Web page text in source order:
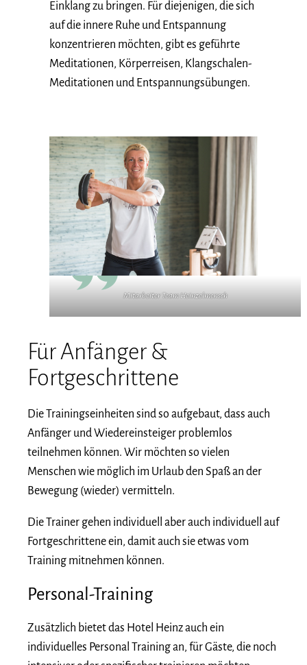
Einklang zu bringen. Für diejenigen, die sich
auf die innere Ruhe und Entspannung
konzentrieren möchten, gibt es geführte
Meditationen, Körperreisen, Klangschalen-
Meditationen und Entspannungsübungen.
Mitarbeiter Team Heinzelmensch
Für Anfänger &
Fortgeschrittene
Die Trainingseinheiten sind so aufgebaut, dass auch
Anfänger und Wiedereinsteiger problemlos
teilnehmen können. Wir möchten so vielen
Menschen wie möglich im Urlaub den Spaß an der
Bewegung (wieder) vermitteln.
Die Trainer gehen individuell aber auch individuell auf
Fortgeschrittene ein, damit auch sie etwas vom
Training mitnehmen können.
Personal-Training
Zusätzlich bietet das Hotel Heinz auch ein
individuelles Personal Training an, für Gäste, die noch